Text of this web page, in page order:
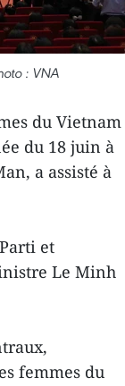
: VNA
du Vietnam
du 18 juin à
a assisté à
et
Le Minh
femmes du